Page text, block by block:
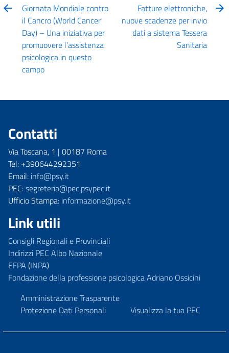
Giornata Mondiale contro
il Cancro (World Cancer
Day) – Una iniziativa per
promuovere l’assistenza
psicologica in questo
campo
Fatture elettroniche,
nuove scadenze per invio
dati a sistema Tessera
Sanitaria
Contatti
Via Toscana, 1 | 00187 Roma
Tel: +390644292351
Email: info@psy.it
PEC:segreteria@pec.psypec.it
Ufficio Stampa: informazione@psy.it
Link utili
Consigli Regionali e Provinciali
Indirizzi PEC Albo Nazionale
EFPA (INPA)
Fondazione della professione psicologica Adriano Ossicini
Amministrazione Trasparente
Protezione Dati Personali
Visualizza la tua PEC